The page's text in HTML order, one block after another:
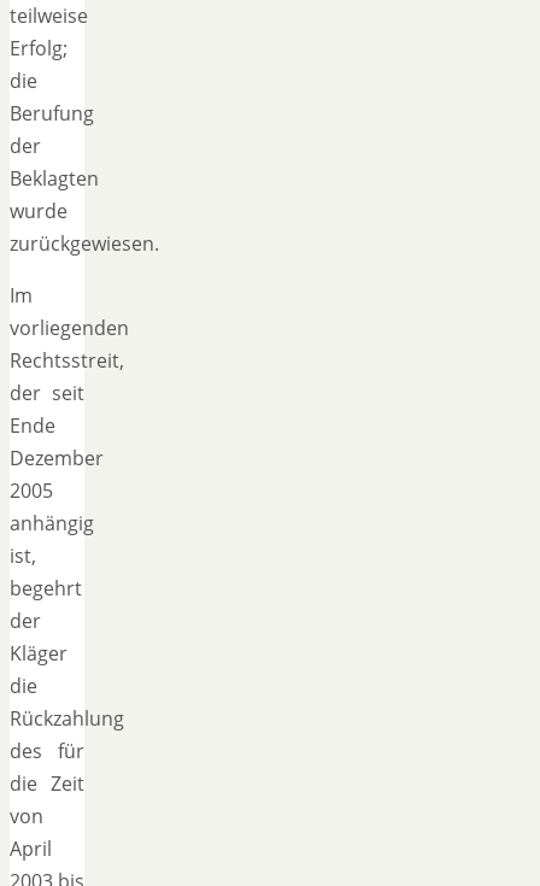
teilweise
Erfolg;
die
Berufung
der
Beklagten
wurde
zurückgewiesen.
Im
vorliegenden
Rechtsstreit,
der seit
Ende
Dezember
2005
anhängig
ist,
begehrt
der
Kläger
die
Rückzahlung
des für
die Zeit
von
April